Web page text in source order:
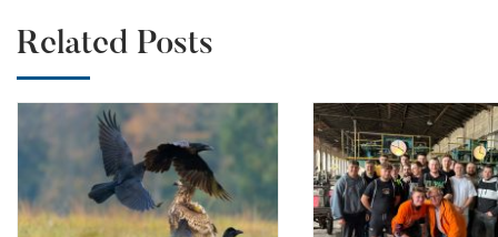
Related Posts